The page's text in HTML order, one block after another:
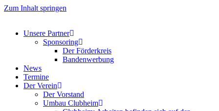
Zum Inhalt springen
Unsere Partner
Sponsoring
Der Förderkreis
Bandenwerbung
News
Termine
Der Verein
Der Vorstand
Umbau Clubheim